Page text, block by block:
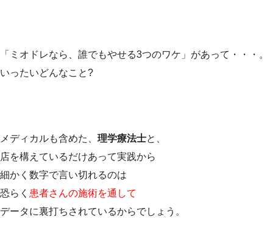
「ミオドレなら、誰でもやせる3つのワケ」があって・・・。
いったいどんなこと?
メディカルも含めた、 理学療法士と、
店を構えているだけあって実践から
細かく数字で言い切れるのは
恐らく 患者さんの施術を通して
データに裏打ちされているからでしょう。